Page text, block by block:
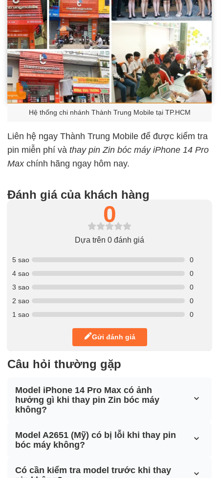
Hệ thống chi nhánh Thành Trung Mobile tại TP.HCM
Liên hệ ngay Thành Trung Mobile để được kiểm tra
pin miễn phí và thay pin Zin bóc máy iPhone 14 Pro
Maxchính hãng ngay hôm nay.
Đánh giá của khách hàng
0
Dựa trên 0 đánh giá
5 sao
0
4 sao
0
3 sao
0
2 sao
0
1 sao
0
Gửi đánh giá
Câu hỏi thường gặp
Model iPhone 14 Pro Max có ảnh
hưởng gì khi thay pin Zin bóc máy
không?
Model A2651 (Mỹ) có bị lỗi khi thay pin
bóc máy không?
Có cần kiểm tra model trước khi thay